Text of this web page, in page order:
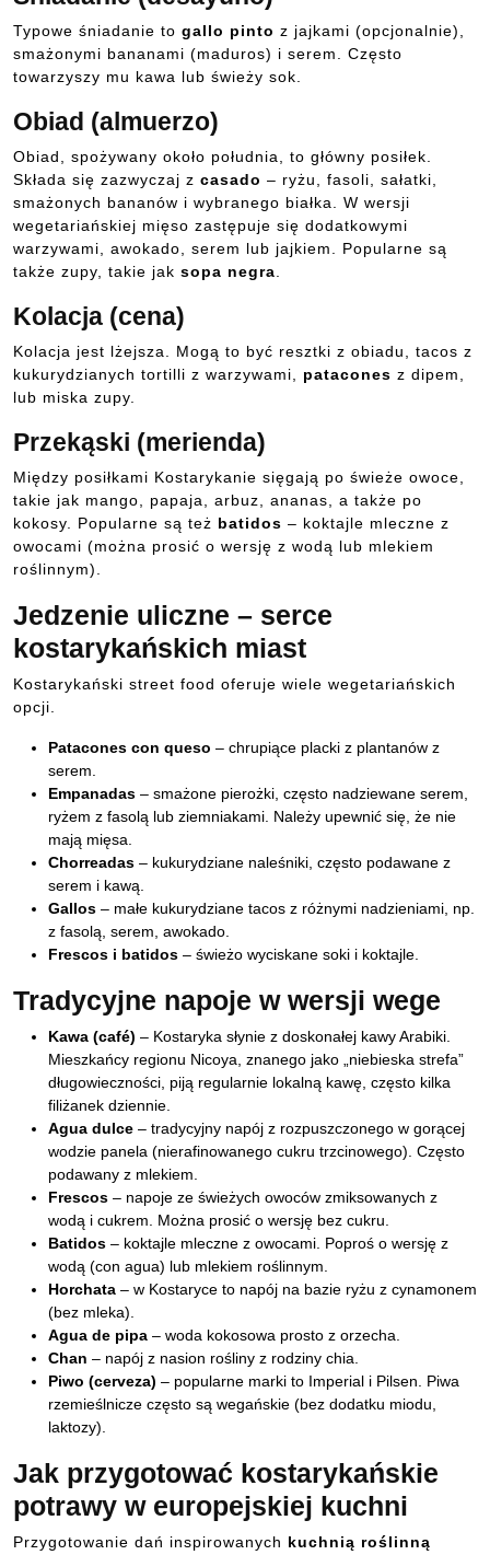
Typowe śniadanie to gallo pinto z jajkami (opcjonalnie),
smażonymi bananami (maduros) i serem. Często
towarzyszy mu kawa lub świeży sok.
Obiad (almuerzo)
Obiad, spożywany około południa, to główny posiłek.
Składa się zazwyczaj z casado – ryżu, fasoli, sałatki,
smażonych bananów i wybranego białka. W wersji
wegetariańskiej mięso zastępuje się dodatkowymi
warzywami, awokado, serem lub jajkiem. Popularne są
także zupy, takie jak sopa negra.
Kolacja (cena)
Kolacja jest lżejsza. Mogą to być resztki z obiadu, tacos z
kukurydzianych tortilli z warzywami, patacones z dipem,
lub miska zupy.
Przekąski (merienda)
Między posiłkami Kostarykanie sięgają po świeże owoce,
takie jak mango, papaja, arbuz, ananas, a także po
kokosy. Popularne są też batidos – koktajle mleczne z
owocami (można prosić o wersję z wodą lub mlekiem
roślinnym).
Jedzenie uliczne – serce
kostarykańskich miast
Kostarykański street food oferuje wiele wegetariańskich
opcji.
Patacones con queso – chrupiące placki z plantanów z
serem.
Empanadas – smażone pierożki, często nadziewane serem,
ryżem z fasolą lub ziemniakami. Należy upewnić się, że nie
mają mięsa.
Chorreadas – kukurydziane naleśniki, często podawane z
serem i kawą.
Gallos – małe kukurydziane tacos z różnymi nadzieniami, np.
z fasolą, serem, awokado.
Frescos i batidos – świeżo wyciskane soki i koktajle.
Tradycyjne napoje w wersji wege
Kawa (café) – Kostaryka słynie z doskonałej kawy Arabiki.
Mieszkańcy regionu Nicoya, znanego jako „niebieska strefa”
długowieczności, piją regularnie lokalną kawę, często kilka
filiżanek dziennie.
Agua dulce – tradycyjny napój z rozpuszczonego w gorącej
wodzie panela (nierafinowanego cukru trzcinowego). Często
podawany z mlekiem.
Frescos – napoje ze świeżych owoców zmiksowanych z
wodą i cukrem. Można prosić o wersję bez cukru.
Batidos – koktajle mleczne z owocami. Poproś o wersję z
wodą (con agua) lub mlekiem roślinnym.
Horchata – w Kostaryce to napój na bazie ryżu z cynamonem
(bez mleka).
Agua de pipa – woda kokosowa prosto z orzecha.
Chan – napój z nasion rośliny z rodziny chia.
Piwo (cerveza) – popularne marki to Imperial i Pilsen. Piwa
rzemieślnicze często są wegańskie (bez dodatku miodu,
laktozy).
Jak przygotować kostarykańskie
potrawy w europejskiej kuchni
Przygotowanie dań inspirowanych kuchnią roślinną